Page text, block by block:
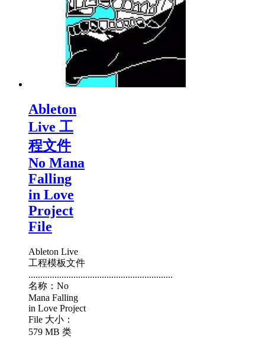
Ableton
Live 工
程文件
No Mana
Falling
in Love
Project
File
Ableton Live
工程模板文件
.............................................................
名称：No
Mana Falling
in Love Project
File 大小：
579 MB 类